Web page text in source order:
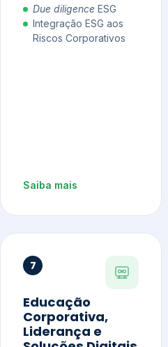
Due diligence ESG
Integração ESG aos
Riscos Corporativos
Saiba mais
7
Educação
Corporativa,
Liderança e